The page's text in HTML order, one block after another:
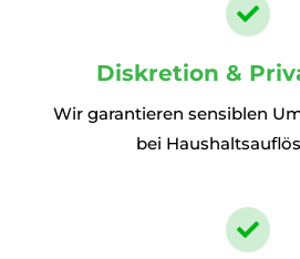

Diskretion &
Wir garantieren sensiblen
bei
